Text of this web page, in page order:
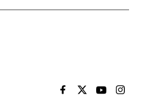
EL PAÍS BRASIL EN
EL PAÍSEL PAÍS
EL